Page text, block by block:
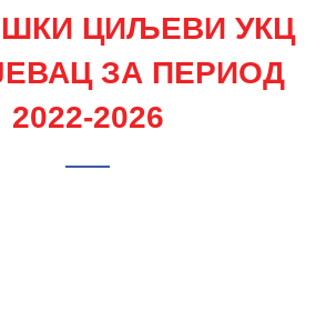
ЦИЉЕВИ УКЦ
ЗА ПЕРИОД
2022-2026